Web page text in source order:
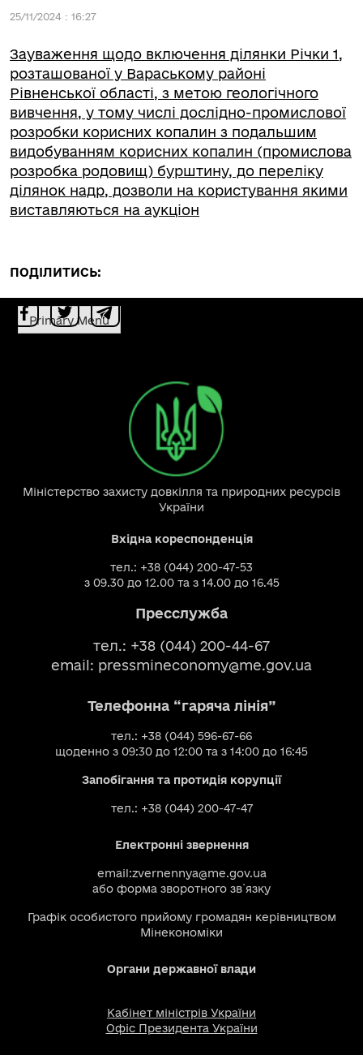
25/11/2024 : 16:27
Зауваження щодо включення ділянки Річки 1,
розташованої у Вараському районі
Рівненської області, з метою геологічного
вивчення, у тому числі дослідно-промислової
розробки корисних копалин з подальшим
видобуванням корисних копалин (промислова
розробка родовищ) бурштину, до переліку
ділянок надр, дозволи на користування якими
виставляються на аукціон
ПОДІЛИТИСЬ:
Primary Menu
Міністерство захисту довкілля та природних ресурсів
України
Вхідна кореспонденція
тел.: +38 (044) 200-47-53
з 09.30 до 12.00 та з 14.00 до 16.45
Пресслужба
тел.: +38 (044) 200-44-67
email: pressmineconomy@me.gov.ua
Телефонна “гаряча лінія”
тел.: +38 (044) 596-67-66
щоденно з 09:30 до 12:00 та з 14:00 до 16:45
Запобігання та протидія корупції
тел.: +38 (044) 200-47-47
Електронні звернення
email:zvernennya@me.gov.ua
або форма зворотного зв`язку
Графік особистого прийому громадян керівництвом
Мінекономіки
Органи державної влади
Кабінет міністрів України
Офіс Президента України